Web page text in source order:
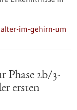
im-gehirn-um
Phase 2b/3-
ersten